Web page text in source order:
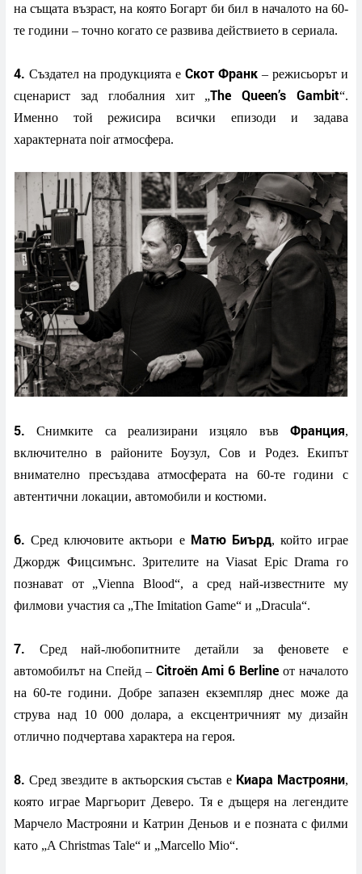
на същата възраст, на която Богарт би бил в началото на 60-
те години – точно когато се развива действието в сериала.
4. Създател на продукцията е Скот Франк – режисьорът и
сценарист зад глобалния хит „The Queen’s Gambit“.
Именно той режисира всички епизоди и задава
характерната noir атмосфера.
5.Снимките са реализирани изцяло въвФранция,
включително в районите Боузул, Сов и Родез. Екипът
внимателно пресъздава атмосферата на 60-те години с
автентични локации, автомобили и костюми.
6.Сред ключовите актьори е Матю Биърд, който играе
Джордж Фицсимънс. Зрителите на Viasat Epic Drama го
познават от „Vienna Blood“, а сред най-известните му
филмови участия са „The Imitation Game“ и „Dracula“.
7.
Сред най-любопитните детайли за феновете е
автомобилът на Спейд – Citroën Ami 6 Berline от началото
на 60-те години. Добре запазен екземпляр днес може да
струва над 10 000 долара, а ексцентричният му дизайн
отлично подчертава характера на героя.
8. Сред звездите в актьорския състав е Киара Мастрояни,
която играе Маргьорит Деверо. Тя е дъщеря на легендите
Марчело Мастрояни и Катрин Деньов и е позната с филми
като „A Christmas Tale“ и „Marcello Mio“.